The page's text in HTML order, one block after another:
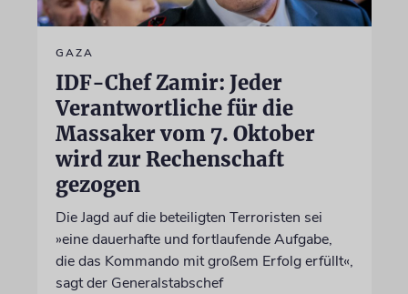
GAZA
IDF-Chef Zamir: Jeder
Verantwortliche für die
Massaker vom 7. Oktober
wird zur Rechenschaft
gezogen
Die Jagd auf die beteiligten Terroristen sei
»eine dauerhafte und fortlaufende Aufgabe,
die das Kommando mit großem Erfolg erfüllt«,
sagt der Generalstabschef